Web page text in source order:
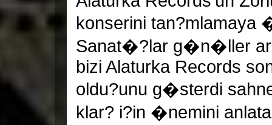
konserini
Sanat�?lar g�n�ller
bizi Alaturka Records
oldu?unu g�sterdi
klar? i?in �nemini